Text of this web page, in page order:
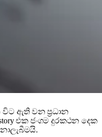
විට ඇති වන ප්‍රධාන
එක ජංගම දුරකථන දෙක